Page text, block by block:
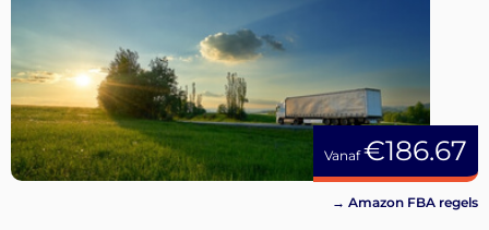
Vanaf€186.67
→ Amazon FBA regels